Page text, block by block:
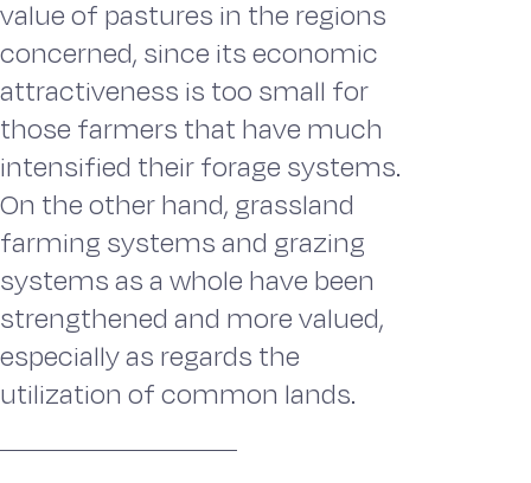
value of pastures in the regions
concerned, since its economic
attractiveness is too small for
those farmers that have much
intensified their forage systems.
On the other hand, grassland
farming systems and grazing
systems as a whole have been
strengthened and more valued,
especially as regards the
utilization of common lands.